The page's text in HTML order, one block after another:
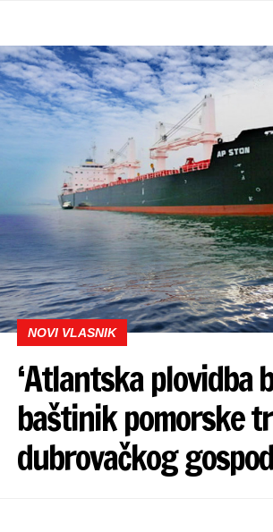
NOVI VLASNIK
‘Atlantska plovidba
baštinik pomorske
dubrovačkog